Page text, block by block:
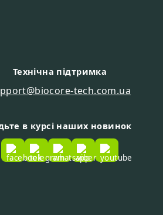
Технічна підтримка
tech.com.ua
в курсі наших новинок